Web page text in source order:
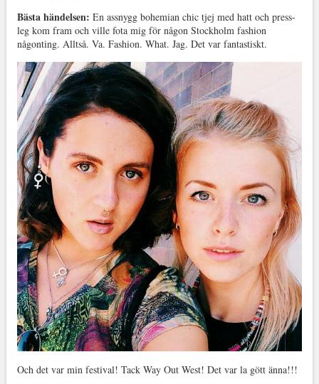
Bästa händelsen: En assnygg bohemian chic tjej med hatt och press-
leg kom fram och ville fota mig för någon Stockholm fashion
någonting. Alltså. Va. Fashion. What. Jag. Det var fantastiskt.
Och det var min festival! Tack Way Out West! Det var la gött änna!!!